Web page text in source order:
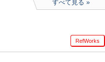
すべて見る
RefWorks